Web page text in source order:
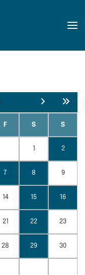
F S S
1 2
7 8 9
14 15 16
21 22 23
28 29 30